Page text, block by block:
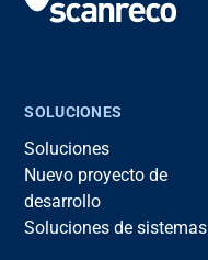
SOLUCIONES
Soluciones
Nuevo proyecto de
desarrollo
Soluciones de sistemas